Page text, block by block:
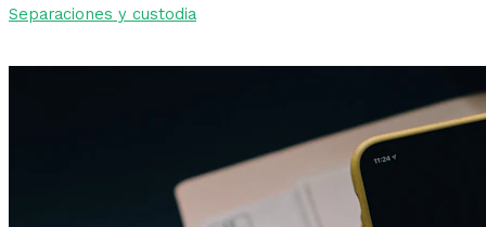
Separaciones y custodia